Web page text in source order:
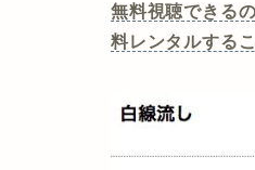
無料視聴できるの
料レンタルする